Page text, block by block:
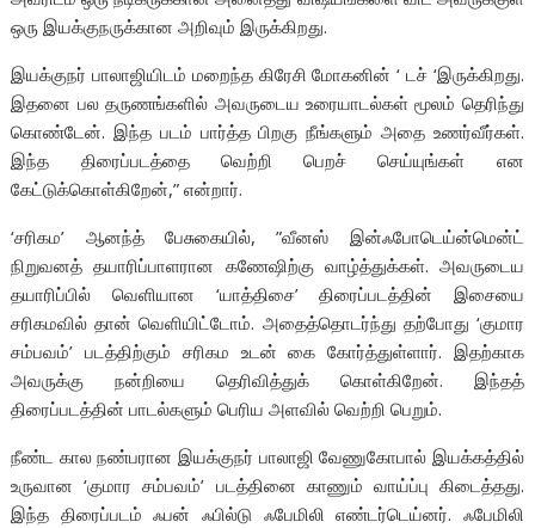
ஒரு இயக்குநருக்கான அறிவும் இருக்கிறது.
இயக்குநர் பாலாஜியிடம் மறைந்த கிரேசி மோகனின் ‘ டச் ‘இருக்கிறது.
இதனை பல தருணங்களில் அவருடைய உரையாடல்கள் மூலம் தெரிந்து
கொண்டேன். இந்த படம் பார்த்த பிறகு நீங்களும் அதை உணர்வீர்கள்.
இந்த திரைப்படத்தை வெற்றி பெறச் செய்யுங்கள் என
கேட்டுக்கொள்கிறேன்,” என்றார்.
‘சரிகம’ ஆனந்த் பேசுகையில், ”வீனஸ் இன்ஃபோடெய்ன்மென்ட்
நிறுவனத் தயாரிப்பாளரான கணேஷிற்கு வாழ்த்துக்கள். அவருடைய
தயாரிப்பில் வெளியான ‘யாத்திசை’ திரைப்படத்தின் இசையை
சரிகமவில் தான் வெளியிட்டோம். அதைத்தொடர்ந்து தற்போது ‘குமார
சம்பவம்’ படத்திற்கும் சரிகம உடன் கை கோர்த்துள்ளார். இதற்காக
அவருக்கு நன்றியை தெரிவித்துக் கொள்கிறேன். இந்தத்
திரைப்படத்தின் பாடல்களும் பெரிய அளவில் வெற்றி பெறும்.
நீண்ட கால நண்பரான இயக்குநர் பாலாஜி வேணுகோபால் இயக்கத்தில்
உருவான ‘குமார சம்பவம்’ படத்தினை காணும் வாய்ப்பு கிடைத்தது.
இந்த திரைப்படம் ஃபன் ஃபில்டு ஃபேமிலி எண்டர்டெய்னர். ஃபேமிலி